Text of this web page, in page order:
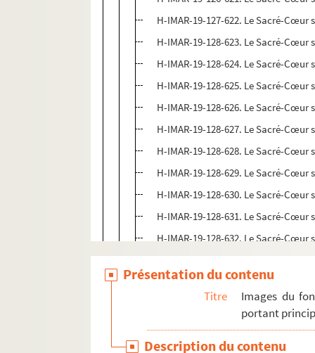
H-IMAR-19-127-622. Le Sacré-Cœur
H-IMAR-19-128-623. Le Sacré-Cœur
H-IMAR-19-128-624. Le Sacré-Cœur
H-IMAR-19-128-625. Le Sacré-Cœur
H-IMAR-19-128-626. Le Sacré-Cœur
H-IMAR-19-128-627. Le Sacré-Cœur
H-IMAR-19-128-628. Le Sacré-Cœur
H-IMAR-19-128-629. Le Sacré-Cœur
H-IMAR-19-128-630. Le Sacré-Cœur
H-IMAR-19-128-631. Le Sacré-Cœur
H-IMAR-19-128-632. Le Sacré-Cœur
H-IMAR-19-128-633. Le Sacré-Cœur
H-IMAR-19-128-634. Le Sacré-
H-IMAR-19-128-635. Le Sacré-
H-IMAR-19-128-637. Le Sacré-Cœur
Présentation du contenu
Titre
Images du
portant
Description du contenu